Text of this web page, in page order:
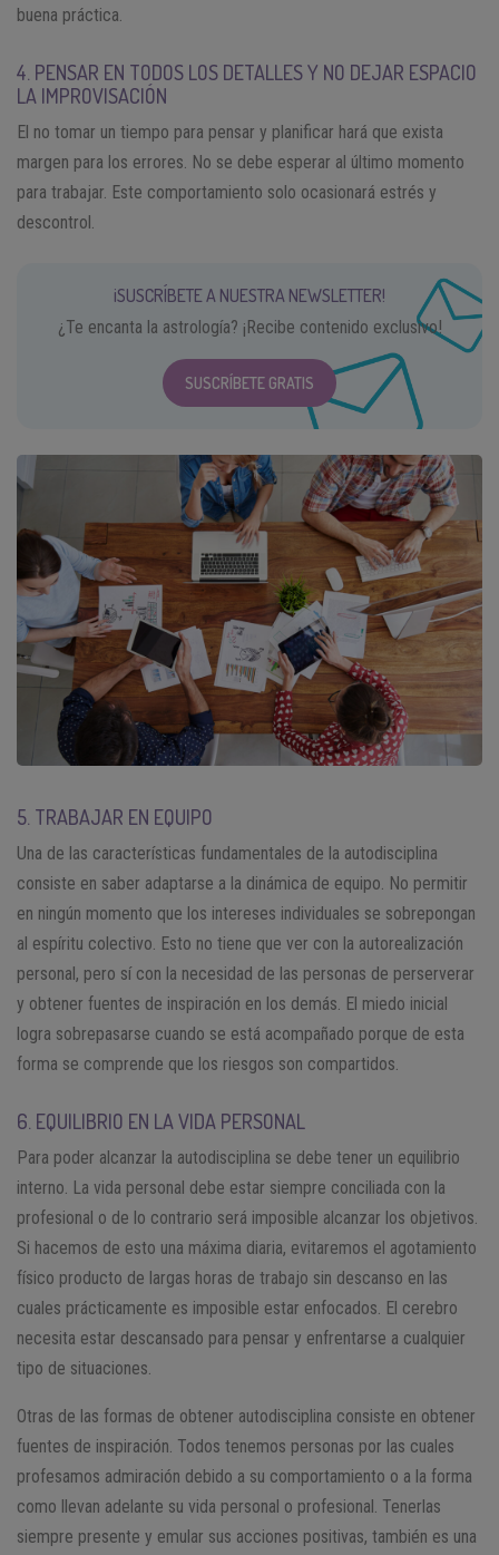
buena práctica.
4. PENSAR EN TODOS LOS DETALLES Y NO DEJAR ESPACIO
LA IMPROVISACIÓN
El no tomar un tiempo para pensar y planificar hará que exista
margen para los errores. No se debe esperar al último momento
para trabajar. Este comportamiento solo ocasionará estrés y
descontrol.
¡SUSCRÍBETE A NUESTRA NEWSLETTER!
¿Te encanta la astrología? ¡Recibe contenido exclusivo!
SUSCRÍBETE GRATIS
5. TRABAJAR EN EQUIPO
Una de las características fundamentales de la autodisciplina
consiste en saber adaptarse a la dinámica de equipo. No permitir
en ningún momento que los intereses individuales se sobrepongan
al espíritu colectivo. Esto no tiene que ver con la autorealización
personal, pero sí con la necesidad de las personas de perserverar
y obtener fuentes de inspiración en los demás. El miedo inicial
logra sobrepasarse cuando se está acompañado porque de esta
forma se comprende que los riesgos son compartidos.
6. EQUILIBRIO EN LA VIDA PERSONAL
Para poder alcanzar la autodisciplina se debe tener un equilibrio
interno. La vida personal debe estar siempre conciliada con la
profesional o de lo contrario será imposible alcanzar los objetivos.
Si hacemos de esto una máxima diaria, evitaremos el agotamiento
físico producto de largas horas de trabajo sin descanso en las
cuales prácticamente es imposible estar enfocados. El cerebro
necesita estar descansado para pensar y enfrentarse a cualquier
tipo de situaciones.
Otras de las formas de obtener autodisciplina consiste en obtener
fuentes de inspiración. Todos tenemos personas por las cuales
profesamos admiración debido a su comportamiento o a la forma
como llevan adelante su vida personal o profesional. Tenerlas
siempre presente y emular sus acciones positivas, también es una